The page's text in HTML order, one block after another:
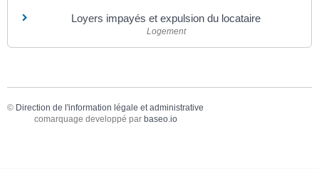
Loyers impayés et expulsion du locataire
Logement
© Direction de l'information légale et administrative
comarquage developpé par baseo.io